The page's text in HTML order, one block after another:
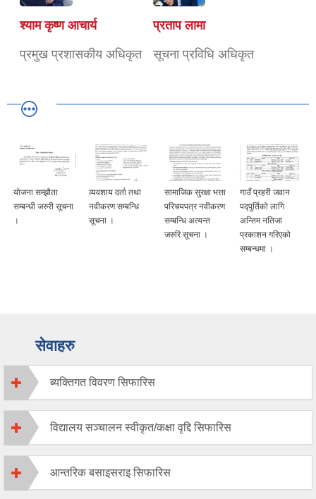
श्याम कृष्ण आचार्य
प्रमुख प्रशासकीय अधिकृत
प्रताप लामा
सूचना प्रविधि अधिकृत
योजना सम्झौता
सम्बन्धी जरुरी सूचना
।
व्यवशाय दर्ता तथा
नवीकरण सम्बन्धि
सूचना ।
सामाजिक सुरक्षा भत्ता
परिचयपत्र नवीकरण
सम्बन्धि अत्यन्त
जरुरि सूचना ।
गाउँ प्रहरी जवान
पद्पुर्तिको लागि
अन्तिम नतिजा
प्रकाशन गरिएको
सम्बन्धमा ।
सेवाहरु
ब्यक्तिगत विवरण सिफारिस
विद्यालय सञ्चालन स्वीकृत/कक्षा वृद्दि सिफारिस
आन्तरिक बसाइसराइ सिफारिस